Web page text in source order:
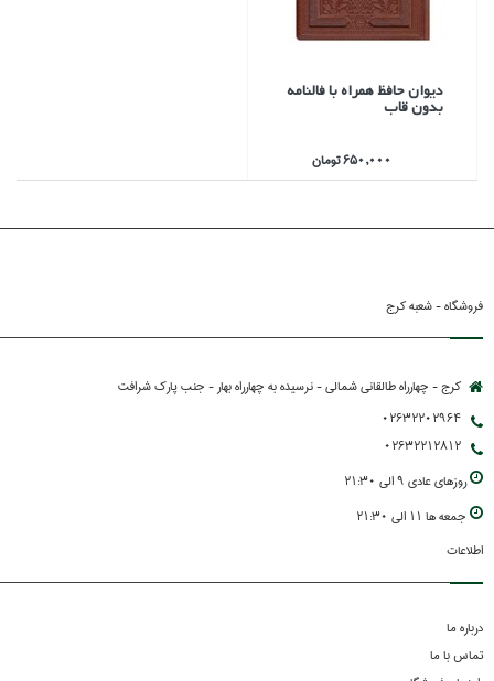
ديوان حافظ همراه با فالنامه
بدون قاب
650,000 تومان
فروشگاه - شعبه کرج
کرج - چهارراه طالقانی شمالی - نرسیده به چهارراه بهار - جنب پارك شرافت
02632202964
02632212812
روزهاي عادي 9 الي 21:30
جمعه ها 11 الي 21:30
اطلاعات
درباره ما
تماس با ما